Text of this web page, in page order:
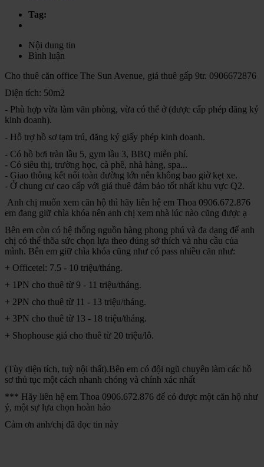
Tag:
Nội dung tin
Bình luận
Cho thuê căn office The Sun Avenue, giá thuê gấp 9tr. 0906672876
Diện tích: 50m2
- Phù hợp vừa làm văn phòng, vừa có thể ở (được cấp phép đăng ký
kinh doanh).
- Hỗ trợ hồ sơ tạm trú, đăng ký giấy phép kinh doanh.
- Có hồ bơi tràn lầu 5, gym lầu 3, BBQ miễn phí.
- Có siêu thị, trường học, cà phê, nhà hàng, spa...
- Giao thông kết nối toàn đường lớn nên không bao giờ kẹt xe.
- Ở chung cư cao cấp với giá thuê đảm bảo tốt nhất khu vực Q2.
Anh chị muốn xem căn hộ thì hãy liên hệ em Thoa 0906.672.876
em đang giữ chìa khóa nên anh chị xem nhà lúc nào cũng được ạ
Bên em còn có hệ thống nguồn hàng phong phú và đa dạng để anh
chị có thể thõa sức chọn lựa theo đúng sở thích và nhu cầu của
mình. Bên em giữ chìa khóa cũng như có pass nhiều căn như:
+ Officetel: 7.5 - 10 triệu/tháng.
+ 1PN cho thuê từ 9 - 11 triệu/tháng.
+ 2PN cho thuê từ 11 - 13 triệu/tháng.
+ 3PN cho thuê từ 13 - 18 triệu/tháng.
+ Shophouse giá cho thuê từ 20 triệu/lô.
(Tùy diện tích, tuỳ nội thất).Bên em có đội ngũ chuyên làm các hồ
sơ thủ tục một cách nhanh chóng và chính xác nhất
*** Hãy liên hệ em Thoa 0906.672.876 để có được một căn hộ như
ý, một sự lựa chọn hoàn hảo
Cảm ơn anh/chị đã đọc tin này